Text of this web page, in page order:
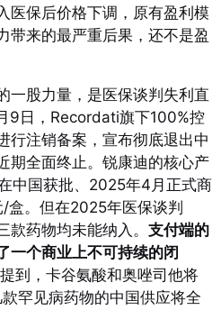
医保后价格下调，原有盈利模
带来的最严重后果，还不是盈
一股力量，是医保谈判失利直
9日，Recordati旗下100%控
行注销备案，宣布彻底退出中
期全面终止。 锐康迪的核心产
中国获批、2025年4月正式商
盒。但在2025年医保谈判
款药物均未能纳入。 支付端的
一个商业上不可持续的闭
到，卡谷氨酸和奥唑司他将
罕见病药物的中国供应将全